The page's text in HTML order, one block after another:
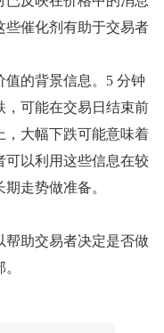
些催化剂有助于交易者
的背景信息。5 分钟
，可能在交易日结束前
，大幅下跌可能意味着
可以利用这些信息在较
走势做准备。
帮助交易者决定是否做